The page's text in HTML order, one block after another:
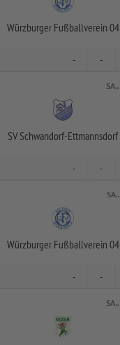
Würzburger Fußballverein 04
- -
SA..
SV Schwandorf-Ettmannsdorf
- -
SA..
Würzburger Fußballverein 04
- -
SA..